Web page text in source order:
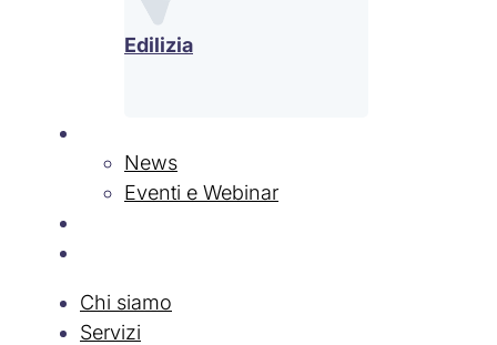
Edilizia
News
Eventi e Webinar
Chi siamo
Servizi